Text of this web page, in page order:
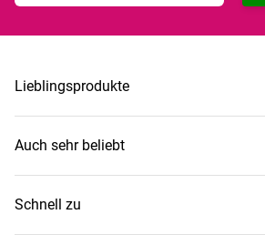
Lieblingsprodukte
Auch sehr beliebt
Schnell zu